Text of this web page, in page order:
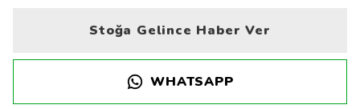
Stoğa Gelince Haber Ver
WHATSAPP